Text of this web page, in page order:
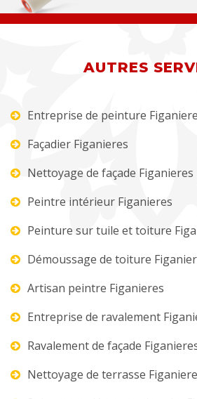
AUTRES
Entreprise de peinture
Façadier Figanieres
Nettoyage de façade Figanieres
Peintre intérieur Figanieres
Peinture sur tuile et toiture
Démoussage de toiture
Artisan peintre Figanieres
Entreprise de ravalement
Ravalement de façade
Nettoyage de terrasse